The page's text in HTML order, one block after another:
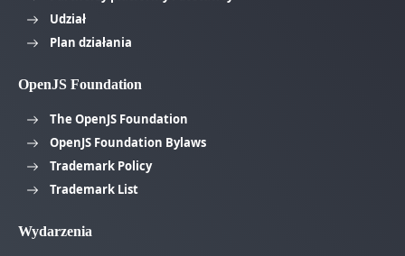
Udział
Plan działania
OpenJS Foundation
The OpenJS Foundation
OpenJS Foundation Bylaws
Trademark Policy
Trademark List
Wydarzenia